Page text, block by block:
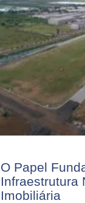
O Papel
Infraestrutura
Imobiliária